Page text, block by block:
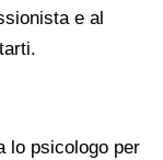
e al
lo psicologo per